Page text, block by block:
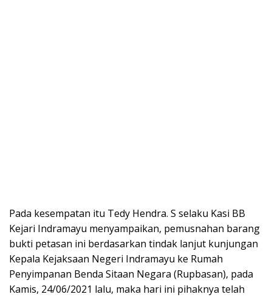
Pada kesempatan itu Tedy Hendra. S selaku Kasi BB
Kejari Indramayu menyampaikan, pemusnahan barang
bukti petasan ini berdasarkan tindak lanjut kunjungan
Kepala Kejaksaan Negeri Indramayu ke Rumah
Penyimpanan Benda Sitaan Negara (Rupbasan), pada
Kamis, 24/06/2021 lalu, maka hari ini pihaknya telah